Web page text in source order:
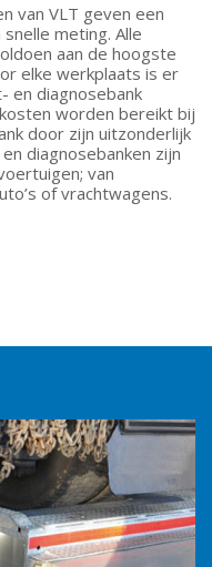
van VLT geven een
meting. Alle
aan de hoogste
elke werkplaats is er
en diagnosebank
worden bereikt bij
door zijn uitzonderlijk
diagnosebanken zijn
van
of vrachtwagens.